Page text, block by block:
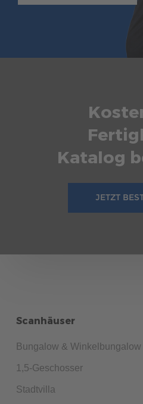
Katalog
JETZT
Scanhäuser
Bungalow & Winkelbungalow
1,5-Geschosser
Stadtvilla